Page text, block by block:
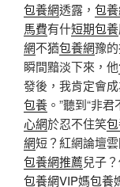
包養網透露， 包
馬費有什短期包養
網不猶包養網豫
瞬間黯淡下來，他
發後，我肯定會
包養 。”聽到“非
心網於忍不住笑
網短？紅網論壇
包養網推薦兒子
包養網VIP媽包養